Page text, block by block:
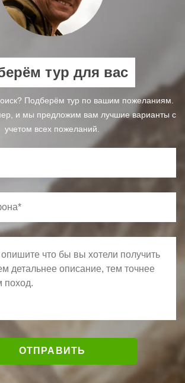
тур для вас
Подберём тур по вашим пожеланиям.
и мы предложим вам лучшие варианты с
учетом всех пожеланий.